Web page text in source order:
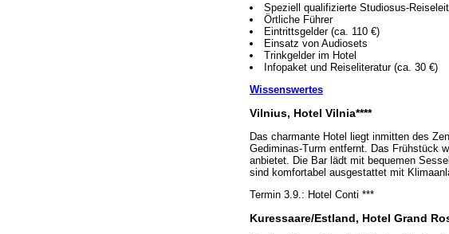
Speziell qualifizierte Studiosus-
Örtliche Führer
Eintrittsgelder (ca. 110 €)
Einsatz von Audiosets
Trinkgelder im Hotel
Infopaket und Reiseliteratur (ca. 30 €)
Wissenswertes
Vilnius, Hotel Vilnia****
Das charmante Hotel liegt inmitten des
Gediminas-Turm entfernt. Das Frühstück
anbietet. Die Bar lädt mit bequemen
sind komfortabel ausgestattet mit
Termin 3.9.: Hotel Conti ***
Kuressaare/Estland, Hotel Grand